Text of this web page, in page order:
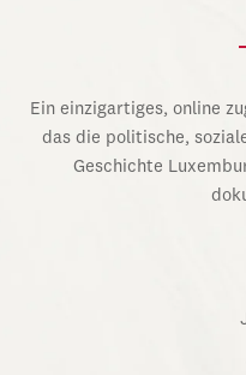
Ein einzigartiges, online
das die politische,
Geschichte